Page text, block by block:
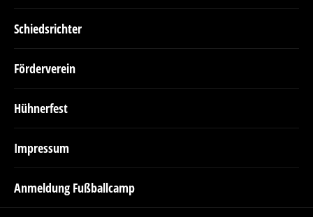
Schiedsrichter
Förderverein
Hühnerfest
Impressum
Anmeldung Fußballcamp